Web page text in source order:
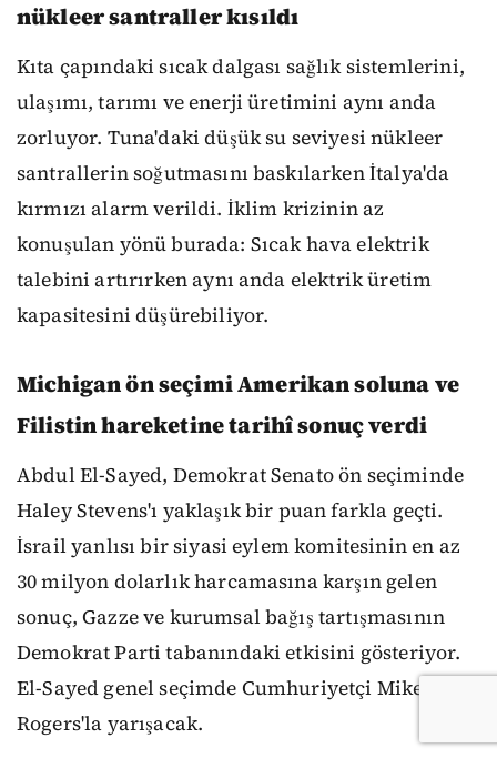
nükleer santraller kısıldı
Kıta çapındaki sıcak dalgası sağlık sistemlerini,
ulaşımı, tarımı ve enerji üretimini aynı anda
zorluyor. Tuna'daki düşük su seviyesi nükleer
santrallerin soğutmasını baskılarken İtalya'da
kırmızı alarm verildi. İklim krizinin az
konuşulan yönü burada: Sıcak hava elektrik
talebini artırırken aynı anda elektrik üretim
kapasitesini düşürebiliyor.
Michigan ön seçimi Amerikan soluna ve
Filistin hareketine tarihî sonuç verdi
Abdul El-Sayed, Demokrat Senato ön seçiminde
Haley Stevens'ı yaklaşık bir puan farkla geçti.
İsrail yanlısı bir siyasi eylem komitesinin en az
30 milyon dolarlık harcamasına karşın gelen
sonuç, Gazze ve kurumsal bağış tartışmasının
Demokrat Parti tabanındaki etkisini gösteriyor.
El-Sayed genel seçimde Cumhuriyetçi Mike
Rogers'la yarışacak.